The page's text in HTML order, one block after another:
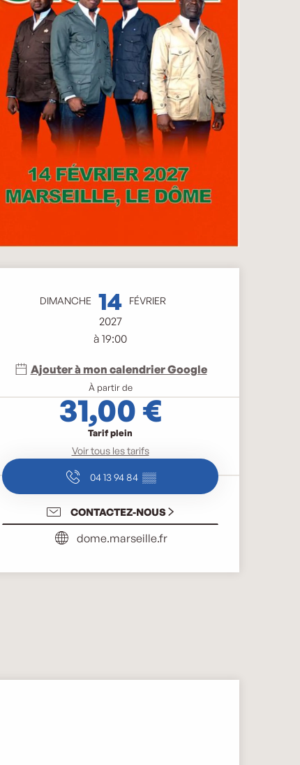
Ouverture et
DIMANCHE 14 FÉVRIER
2027
à 19:00
Ajouter à mon calendrier Google
À partir de
31,00 €
Tarif plein
Voir tous les tarifs
04 13 94 84 ▒▒
CONTACTEZ-NOUS
dome.marseille.fr